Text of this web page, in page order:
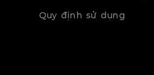
Quy định sử dụng